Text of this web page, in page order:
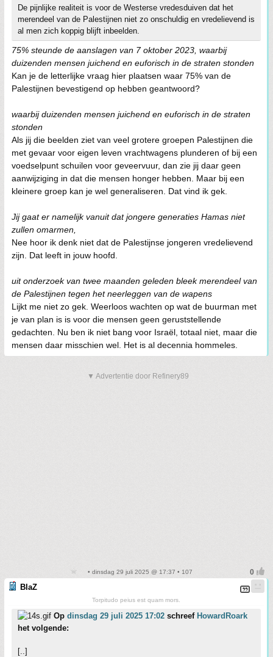
De pijnlijke realiteit is voor de Westerse vredesduiven dat het
merendeel van de Palestijnen niet zo onschuldig en vredelievend is
al men zich koppig blijft inbeelden.
75% steunde de aanslagen van 7 oktober 2023, waarbij
duizenden mensen juichend en euforisch in de straten stonden
Kan je de letterlijke vraag hier plaatsen waar 75% van de
Palestijnen bevestigend op hebben geantwoord?
waarbij duizenden mensen juichend en euforisch in de straten
stonden
Als jij die beelden ziet van veel grotere groepen Palestijnen die
met gevaar voor eigen leven vrachtwagens plunderen of bij een
voedselpunt schuilen voor geveervuur, dan zie jij daar geen
aanwijziging in dat die mensen honger hebben. Maar bij een
kleinere groep kan je wel generaliseren. Dat vind ik gek.
Jij gaat er namelijk vanuit dat jongere generaties Hamas niet
zullen omarmen,
Nee hoor ik denk niet dat de Palestijnse jongeren vredelievend
zijn. Dat leeft in jouw hoofd.
uit onderzoek van twee maanden geleden bleek merendeel van
de Palestijnen tegen het neerleggen van de wapens
Lijkt me niet zo gek. Weerloos wachten op wat de buurman met
je van plan is is voor die mensen geen geruststellende
gedachten. Nu ben ik niet bang voor Israël, totaal niet, maar die
mensen daar misschien wel. Het is al decennia hommeles.
▼ Advertentie door Refinery89
• dinsdag 29 juli 2025 @ 17:37 • 107
BlaZ
Torpitudo peius est quam mors.
Op dinsdag 29 juli 2025 17:02 schreef HowardRoark
het volgende:
[..]